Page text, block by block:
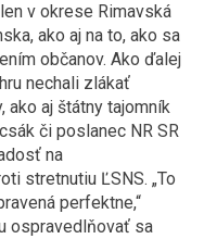
v okrese Rimavská
ako aj na to, ako sa
občanov. Ako ďalej
nechali zlákať
ako aj štátny tajomník
či poslanec NR SR
na
stretnutiu ĽSNS. „To
perfektne,“
ospravedlňovať sa